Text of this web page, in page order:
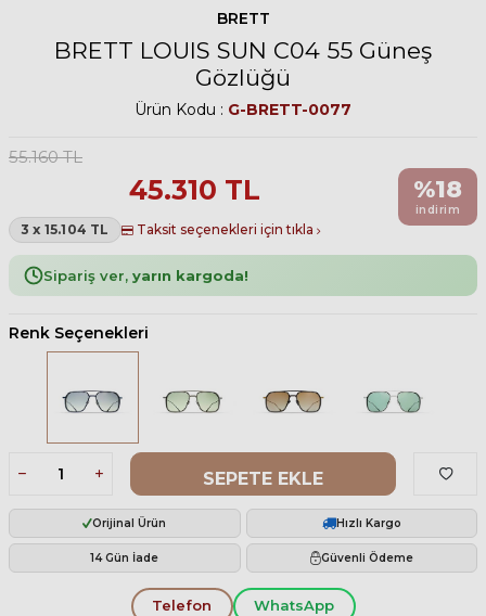
BRETT
BRETT LOUIS SUN C04 55 Güneş
Gözlüğü
Ürün Kodu : G-BRETT-0077
55.160TL
45.310 TL
3 x 15.104 TL Taksit seçenekleri için tıkla
%18
indirim
Sipariş ver, yarın kargoda!
Renk Seçenekleri
SEPETE EKLE
Orijinal Ürün Hızlı Kargo
14 Gün İade Güvenli Ödeme
Telefon WhatsApp